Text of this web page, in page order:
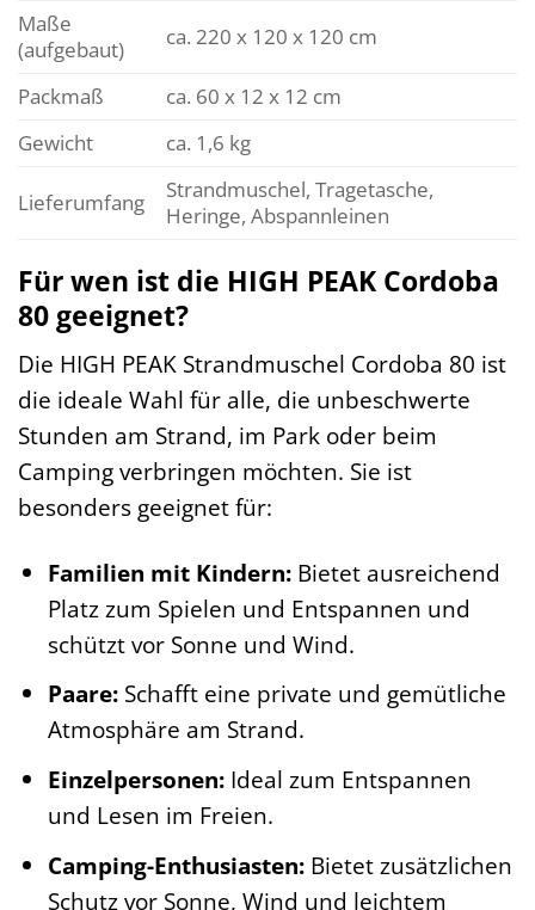
Maße
(aufgebaut)
ca. 220 x 120 x 120 cm
Packmaß
ca. 60 x 12 x 12 cm
Gewicht
ca. 1,6 kg
Lieferumfang
Strandmuschel, Tragetasche,
Heringe, Abspannleinen
Für wen ist die HIGH PEAK Cordoba
80 geeignet?
Die HIGH PEAK Strandmuschel Cordoba 80 ist
die ideale Wahl für alle, die unbeschwerte
Stunden am Strand, im Park oder beim
Camping verbringen möchten. Sie ist
besonders geeignet für:
Familien mit Kindern:Bietet ausreichend
Platz zum Spielen und Entspannen und
schützt vor Sonne und Wind.
Paare:Schafft eine private und gemütliche
Atmosphäre am Strand.
Einzelpersonen:Ideal zum Entspannen
und Lesen im Freien.
Camping-Enthusiasten:Bietet zusätzlichen
Schutz vor Sonne, Wind und leichtem